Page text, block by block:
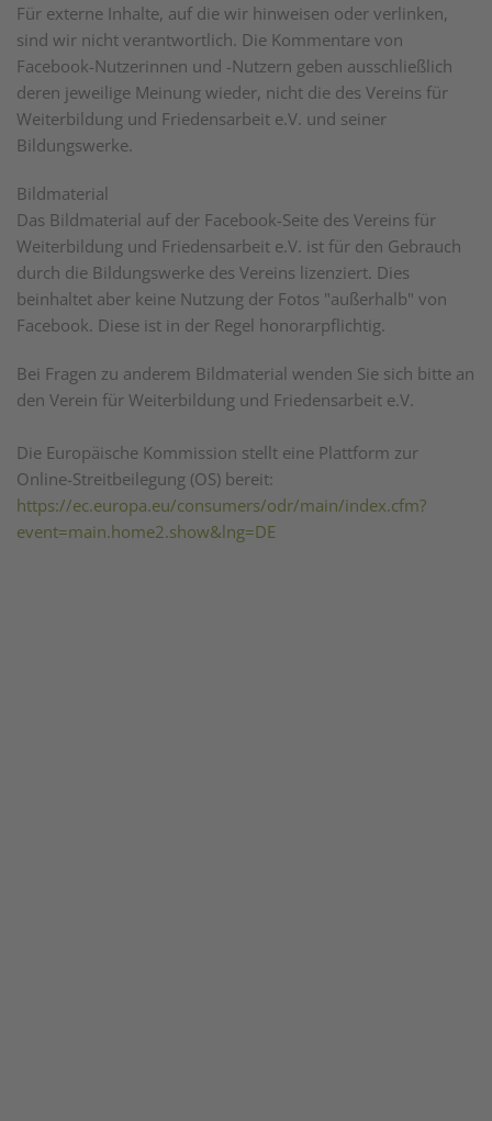
Für externe Inhalte, auf die wir hinweisen oder verlinken,
sind wir nicht verantwortlich. Die Kommentare von
Facebook-Nutzerinnen und -Nutzern geben ausschließlich
deren jeweilige Meinung wieder, nicht die des Vereins für
Weiterbildung und Friedensarbeit e.V. und seiner
Bildungswerke.
Bildmaterial
Das Bildmaterial auf der Facebook-Seite des Vereins für
Weiterbildung und Friedensarbeit e.V. ist für den Gebrauch
durch die Bildungswerke des Vereins lizenziert. Dies
beinhaltet aber keine Nutzung der Fotos "außerhalb" von
Facebook. Diese ist in der Regel honorarpflichtig.
Bei Fragen zu anderem Bildmaterial wenden Sie sich bitte an
den Verein für Weiterbildung und Friedensarbeit e.V.
Die Europäische Kommission stellt eine Plattform zur
Online-Streitbeilegung (OS) bereit:
https://ec.europa.eu/consumers/odr/main/index.cfm?
event=main.home2.show&lng=DE